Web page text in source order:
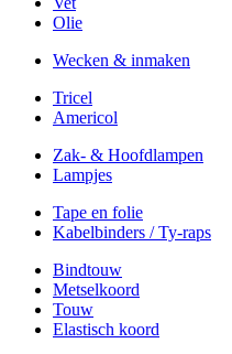
Olie
Wecken & inmaken
Tricel
Americol
Zak- & Hoofdlampen
Lampjes
Tape en folie
Kabelbinders / Ty-raps
Bindtouw
Metselkoord
Touw
Elastisch koord